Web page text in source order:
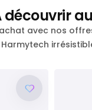
découvrir
avec nos
Harmytech